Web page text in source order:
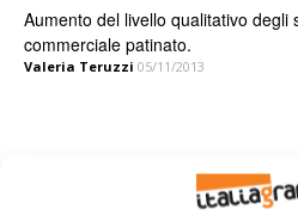
Aumento del livello qualitativo degli
commerciale patinato.
Valeria Teruzzi 05/11/2013